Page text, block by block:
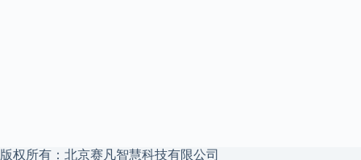
版权所有：北京赛凡智慧科技有限公司